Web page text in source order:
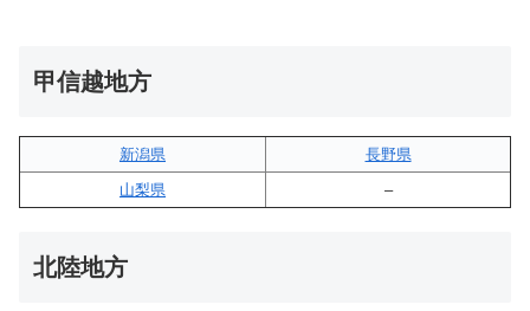
甲信越地方
新潟県
長野県
山梨県
–
北陸地方